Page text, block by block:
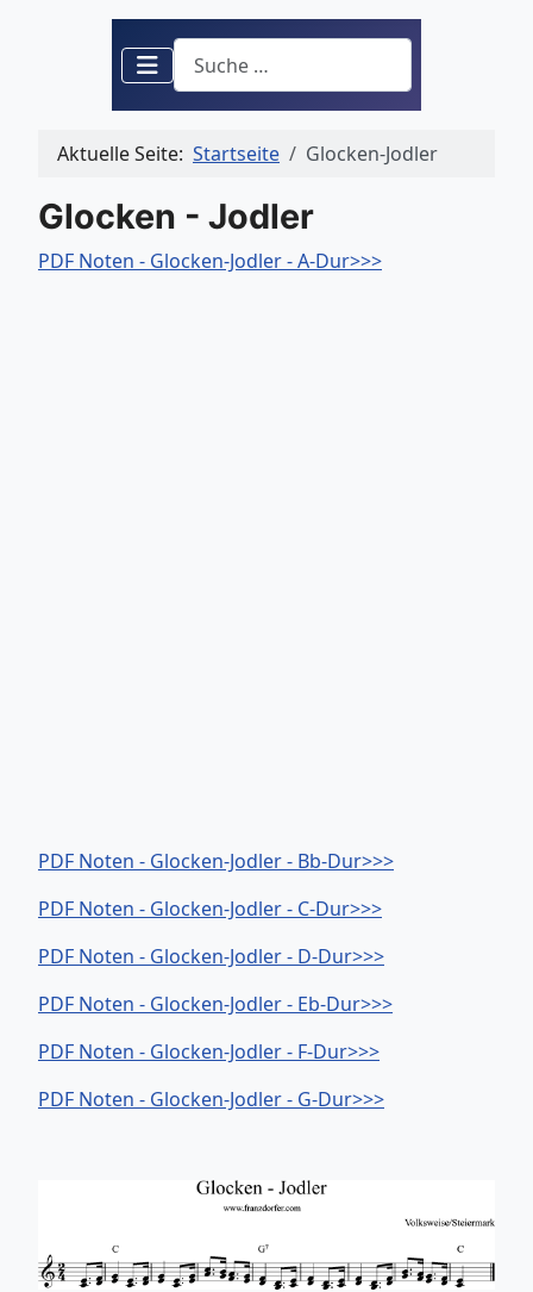
Suchen
Aktuelle Seite: Startseite Glocken-Jodler
Glocken - Jodler
PDF Noten - Glocken-Jodler - A-Dur>>>
PDF Noten - Glocken-Jodler - Bb-Dur>>>
PDF Noten - Glocken-Jodler - C-Dur>>>
PDF Noten - Glocken-Jodler - D-Dur>>>
PDF Noten - Glocken-Jodler - Eb-Dur>>>
PDF Noten - Glocken-Jodler - F-Dur>>>
PDF Noten - Glocken-Jodler - G-Dur>>>